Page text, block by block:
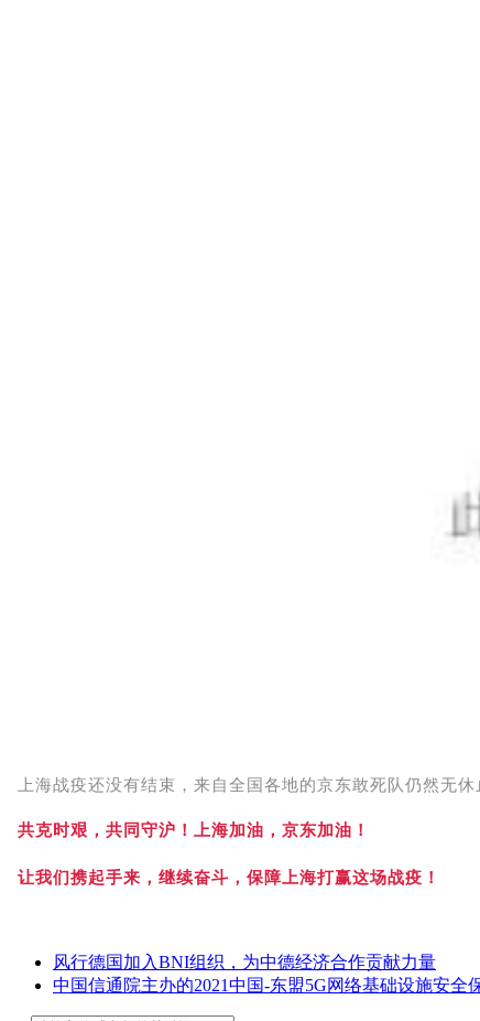
上海战疫还没有结束，来自全国各地的京东敢死队仍然无
共克时艰，共同守沪！上海加油，京东加油！
让我们携起手来，继续奋斗，保障上海打赢这场战疫！
风行德国加入BNI组织，为中德经济合作贡献力量
中国信通院主办的2021中国-东盟5G网络基础设施安全